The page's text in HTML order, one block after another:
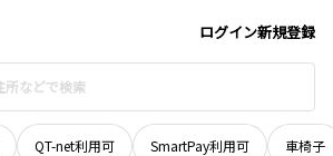
ログイン新規登録
QT-net利用可 SmartPay利用可 車椅子